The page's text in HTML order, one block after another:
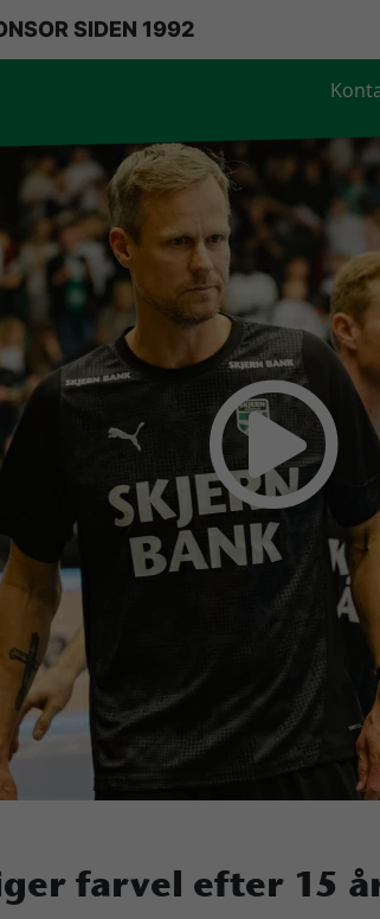
SIDEN 1992
farvel efter 15